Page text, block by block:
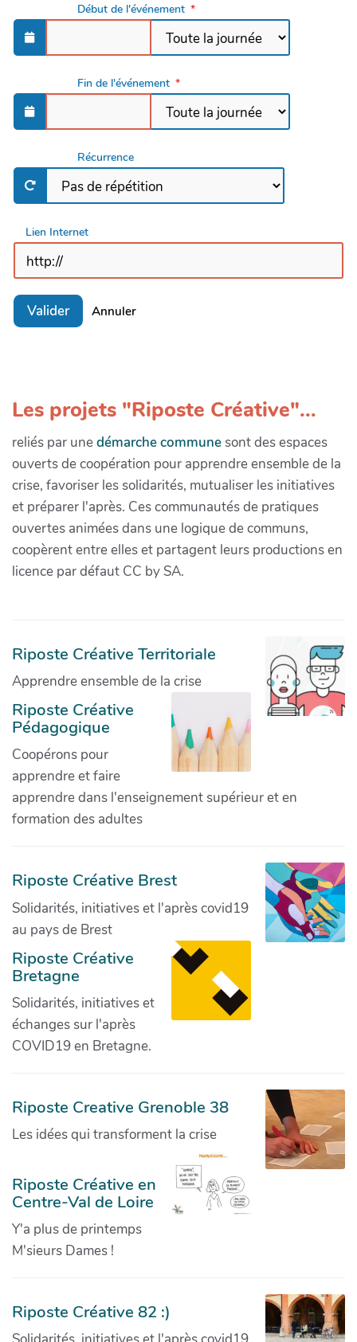
Début de l'événement
Fin de l'événement
Récurrence
Lien Internet
Valider Annuler